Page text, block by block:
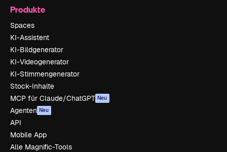
Produkte
Spaces
KI-Assistent
KI-Bildgenerator
KI-Videogenerator
KI-Stimmengenerator
Stock-Inhalte
MCP für Claude/ChatGPT Neu
Agenten Neu
API
Mobile App
Alle Magnific-Tools